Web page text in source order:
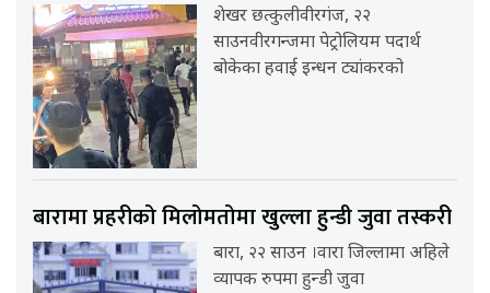
शेखर छत्कुलीवीरगंज, २२
साउनवीरगन्जमा पेट्रोलियम पदार्थ
बोकेका हवाई इन्धन ट्यांकरको
बारामा प्रहरीको मिलोमतोमा खुल्ला हुन्डी जुवा तस्करी
बारा, २२ साउन ।वारा जिल्लामा अहिले
व्यापक रुपमा हुन्डी जुवा